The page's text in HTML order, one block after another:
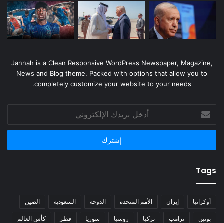
Jannah is a Clean Responsive WordPress Newspaper, Magazine,
News and Blog theme. Packed with options that allow you to
completely customize your website to your needs.
بريدك
الإلكتروني
Tags
أوكرانيا إيران الأمم المتحدة الدوحة السعودية الصين
بوتين ترامب تركيا روسيا سوريا قطر كأس العالم